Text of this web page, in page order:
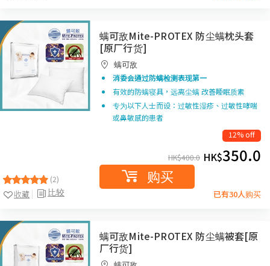
(2)
比较
收藏
螨可敌Mite-PROTEX 防尘螨枕头套
[原厂行货]
螨可敌
消委会通过防螨检测表现第一
有效的防螨寝具，远离尘螨 改善睡眠质素
专为以下人士而设：过敏性湿疹、过敏性哮喘
或鼻敏感的患者
12% off
HK$400.0 HK$350.0
购买
已有30人购买
螨可敌Mite-PROTEX 防尘螨被套[原
厂行货]